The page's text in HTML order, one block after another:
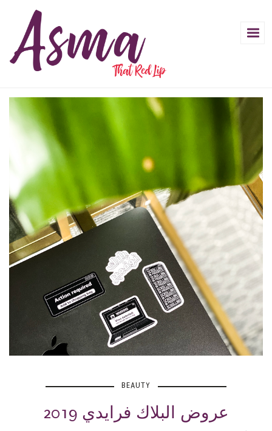
BEAUTY
عروض البلاك فرايدي 2019